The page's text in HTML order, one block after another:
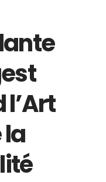
l’Art